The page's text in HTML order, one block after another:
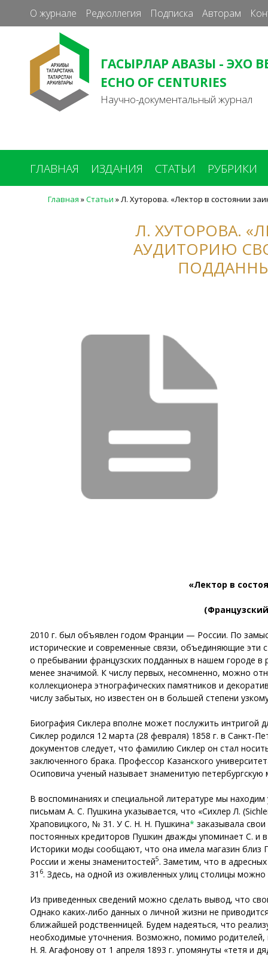
О журнале Редколлегия Подписка Авторам
ГАСЫРЛАР АВАЗЫ - ЭХО
ECHO OF CENTURIES
Научно-документальный журнал
ГЛАВНАЯ ИЗДАНИЯ СТАТЬИ РУБРИКИ
Главная »Статьи »Л. Хуторова. «Лектор в состоянии
Л. ХУТОРОВА.
АУДИТОРИЮ
«Лектор в
2010 г. был объявлен годом Франции — России. По
исторические и современные связи, объединяющие эти
о пребывании французских подданных в нашем городе в
менее значимой. К числу первых, несомненно, можно
коллекционера этнографических памятников и
числу забытых, но известен он в большей степени
Биография Сиклера вполне может послужить интригой
Сиклер родился 12 марта (28 февраля) 1858 г. в Санкт-
документов следует, что фамилию Сиклер он стал
заключенного брака. Профессор Казанского
Осиповича ученый называет знаменитую петербургскую
В воспоминаниях и специальной литературе мы
письмам А. С. Пушкина указывается, что «Сихлер Л.
Храповицкого, № 31. У С. Н. Н. Пушкина* заказывала
постоянных кредиторов Пушкин дважды упоминает С. и
Историки моды сообщают, что она имела магазин
России и жены знаменитостей5. Заметим, что в
31 6. Здесь, на одной из оживленных улиц столицы
Из приведенных сведений можно сделать вывод, что
Однако каких-либо данных о личной жизни не
ближайшей родственницей. Будем надеяться, что
необходимые уточнения. Возможно, помимо родителей,
Н. Я. Агафонову от 1 апреля 1893 г. упомянуты «тетя и